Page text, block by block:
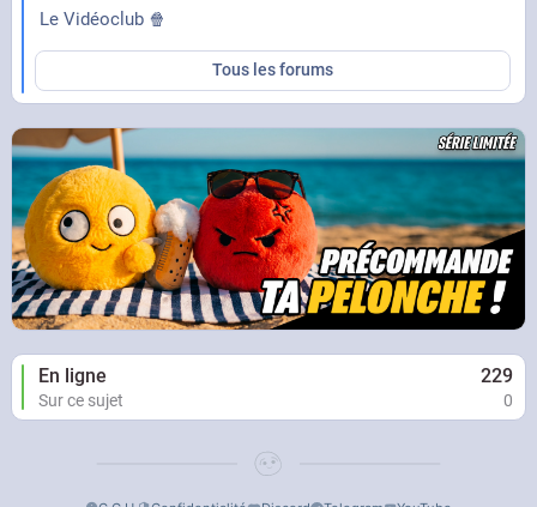
Le Vidéoclub 🍿
Tous les forums
En ligne 229
Sur ce sujet 0